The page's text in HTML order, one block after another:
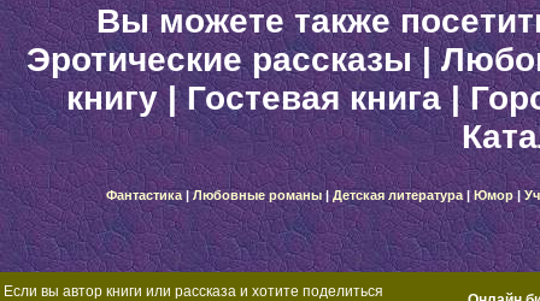
Вы можете также
Эротические рассказы|
книгу|Гостевая книга|
Фантастика|Любовные романы|Детская литература|Юмор|
Если вы автор книги или рассказа и хотите поделиться